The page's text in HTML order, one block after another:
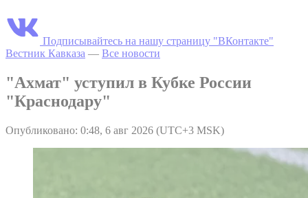
Подписывайтесь на нашу страницу "ВКонтакте"
Вестник Кавказа — Все новости
"Ахмат" уступил в Кубке России
"Краснодару"
Опубликовано: 0:48, 6 авг 2026 (UTC+3 MSK)